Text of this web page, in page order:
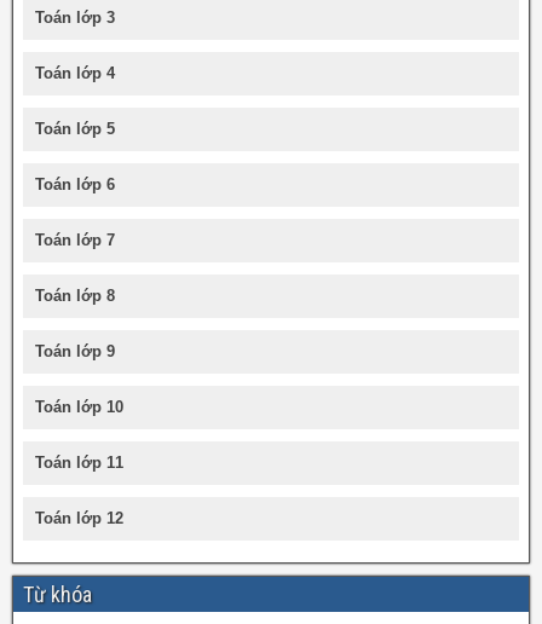
Toán lớp 3
Toán lớp 4
Toán lớp 5
Toán lớp 6
Toán lớp 7
Toán lớp 8
Toán lớp 9
Toán lớp 10
Toán lớp 11
Toán lớp 12
Từ khóa